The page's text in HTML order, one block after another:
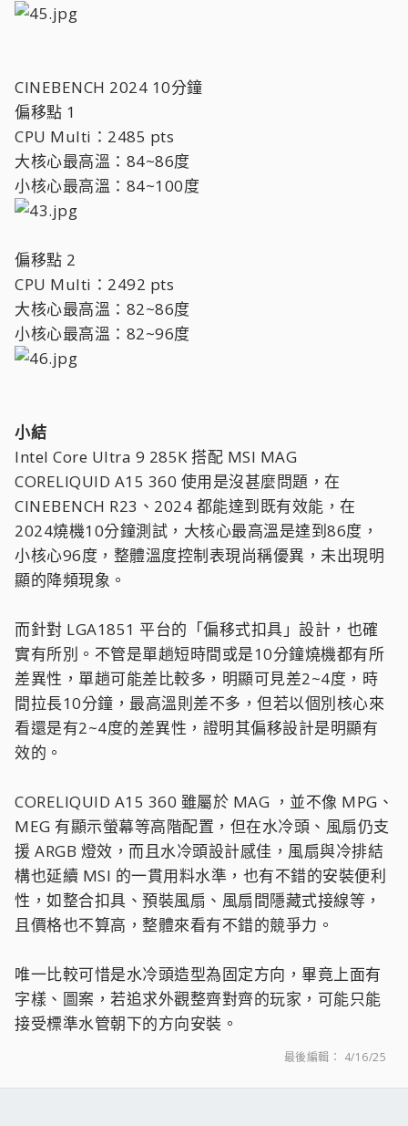
CINEBENCH 2024 10分鐘
偏移點 1
CPU Multi：2485 pts
大核心最高溫：84~86度
小核心最高溫：84~100度
偏移點 2
CPU Multi：2492 pts
大核心最高溫：82~86度
小核心最高溫：82~96度
小結
Intel Core Ultra 9 285K 搭配 MSI MAG
CORELIQUID A15 360 使用是沒甚麼問題，在
CINEBENCH R23、2024 都能達到既有效能，在
2024燒機10分鐘測試，大核心最高溫是達到86度，
小核心96度，整體溫度控制表現尚稱優異，未出現明
顯的降頻現象。
而針對 LGA1851 平台的「偏移式扣具」設計，也確
實有所別。不管是單趟短時間或是10分鐘燒機都有所
差異性，單趟可能差比較多，明顯可見差2~4度，時
間拉長10分鐘，最高溫則差不多，但若以個別核心來
看還是有2~4度的差異性，證明其偏移設計是明顯有
效的。
CORELIQUID A15 360 雖屬於 MAG ，並不像 MPG、
MEG 有顯示螢幕等高階配置，但在水冷頭、風扇仍支
援 ARGB 燈效，而且水冷頭設計感佳，風扇與冷排結
構也延續 MSI 的一貫用料水準，也有不錯的安裝便利
性，如整合扣具、預裝風扇、風扇間隱藏式接線等，
且價格也不算高，整體來看有不錯的競爭力。
唯一比較可惜是水冷頭造型為固定方向，畢竟上面有
字樣、圖案，若追求外觀整齊對齊的玩家，可能只能
接受標準水管朝下的方向安裝。
最後編輯： 4/16/25